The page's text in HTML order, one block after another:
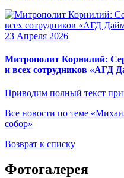
23 Апреля 2026
Митрополит Корнилий:
и всех сотрудников «АГД
Приводим полный текст
Все новости по теме
собор»
Возврат к списку
Фотогалерея